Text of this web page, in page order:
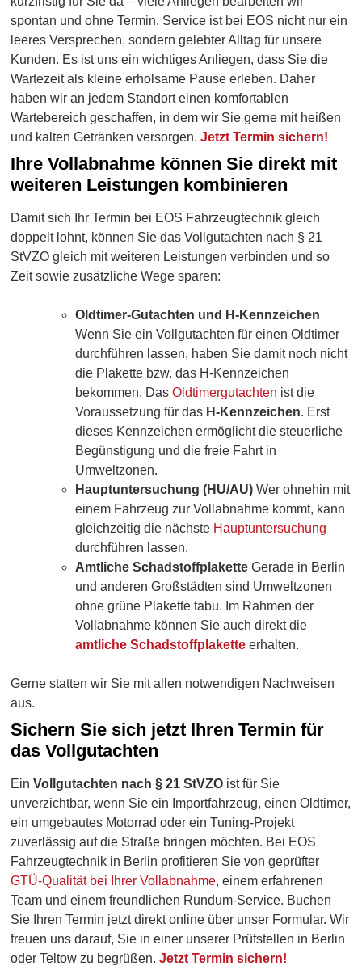
spontan und ohne Termin. Service ist bei EOS nicht nur ein
leeres Versprechen, sondern gelebter Alltag für unsere
Kunden. Es ist uns ein wichtiges Anliegen, dass Sie die
Wartezeit als kleine erholsame Pause erleben. Daher
haben wir an jedem Standort einen komfortablen
Wartebereich geschaffen, in dem wir Sie gerne mit heißen
und kalten Getränken versorgen.Jetzt Termin sichern!
Ihre Vollabnahme können Sie direkt mit
weiteren Leistungen kombinieren
Damit sich Ihr Termin bei EOS Fahrzeugtechnik gleich
doppelt lohnt, können Sie das Vollgutachten nach § 21
StVZO gleich mit weiteren Leistungen verbinden und so
Zeit sowie zusätzliche Wege sparen:
Oldtimer-Gutachten und H-Kennzeichen
Wenn Sie ein Vollgutachten für einen Oldtimer
durchführen lassen, haben Sie damit noch nicht
die Plakette bzw. das H-Kennzeichen
bekommen. DasOldtimergutachten ist die
Voraussetzung für das H-Kennzeichen. Erst
dieses Kennzeichen ermöglicht die steuerliche
Begünstigung und die freie Fahrt in
Umweltzonen.
Hauptuntersuchung (HU/AU) Wer ohnehin mit
einem Fahrzeug zur Vollabnahme kommt, kann
gleichzeitig die nächste Hauptuntersuchung
durchführen lassen.
Amtliche Schadstoffplakette Gerade in Berlin
und anderen Großstädten sind Umweltzonen
ohne grüne Plakette tabu. Im Rahmen der
Vollabnahme können Sie auch direkt die
amtliche Schadstoffplakette erhalten.
Gerne statten wir Sie mit allen notwendigen Nachweisen
aus.
Sichern Sie sich jetzt Ihren Termin für
das Vollgutachten
EinVollgutachten nach § 21 StVZO ist für Sie
unverzichtbar, wenn Sie ein Importfahrzeug, einen Oldtimer,
ein umgebautes Motorrad oder ein Tuning-Projekt
zuverlässig auf die Straße bringen möchten. Bei EOS
Fahrzeugtechnik in Berlin profitieren Sie von geprüfter
GTÜ-Qualität bei Ihrer Vollabnahme, einem erfahrenen
Team und einem freundlichen Rundum-Service. Buchen
Sie Ihren Termin jetzt direkt online über unser Formular. Wir
freuen uns darauf, Sie in einer unserer Prüfstellen in Berlin
oder Teltow zu begrüßen.Jetzt Termin sichern!